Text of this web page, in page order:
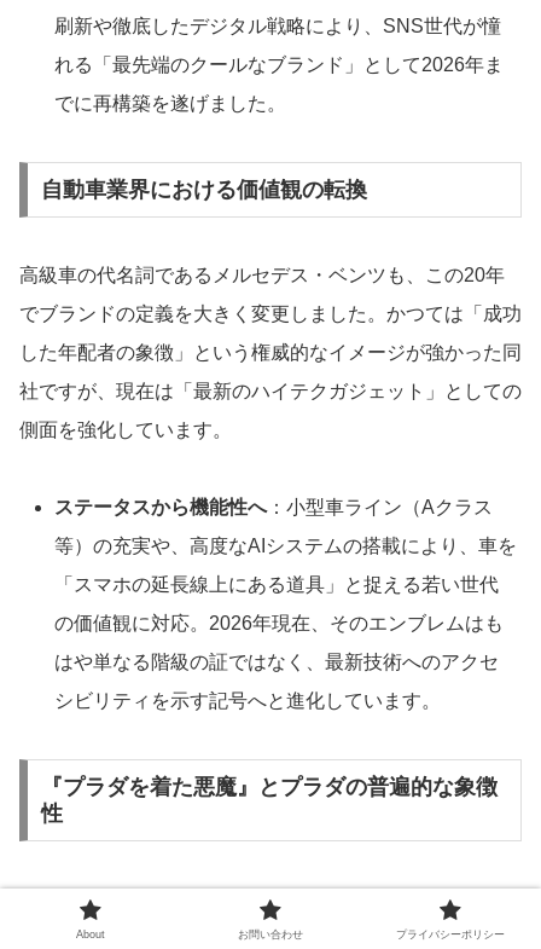
刷新や徹底したデジタル戦略により、SNS世代が憧
れる「最先端のクールなブランド」として2026年ま
でに再構築を遂げました。
自動車業界における価値観の転換
高級車の代名詞であるメルセデス・ベンツも、この20年
でブランドの定義を大きく変更しました。かつては「成功
した年配者の象徴」という権威的なイメージが強かった同
社ですが、現在は「最新のハイテクガジェット」としての
側面を強化しています。
ステータスから機能性へ：小型車ライン（Aクラス
等）の充実や、高度なAIシステムの搭載により、車を
「スマホの延長線上にある道具」と捉える若い世代
の価値観に対応。2026年現在、そのエンブレムはも
はや単なる階級の証ではなく、最新技術へのアクセ
シビリティを示す記号へと進化しています。
『プラダを着た悪魔』とプラダの普遍的な象徴
性
2026年5月1日に続編が公開された映画『プラダを着た悪
魔2』において、なぜタイトルが「プラダ」であり続ける
About お問い合わせ プライバシーポリシー